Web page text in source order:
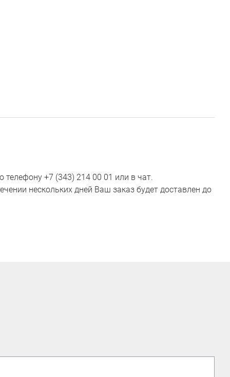
телефону +7 (343) 214 00 01 или в чат.
нескольких дней Ваш заказ будет доставлен до